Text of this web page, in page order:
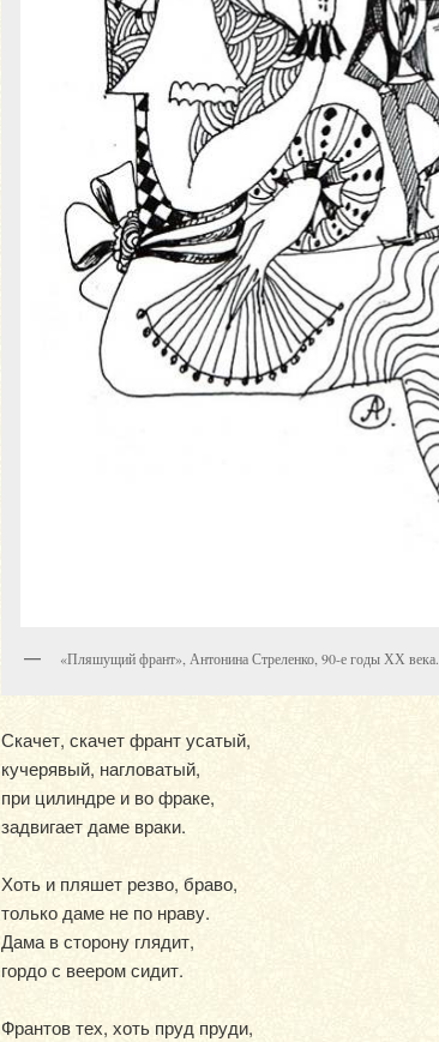
«Пляшущий франт», Антонина Стреленко, 90-е годы ХХ века.
Скачет, скачет франт усатый,
кучерявый, нагловатый,
при цилиндре и во фраке,
задвигает даме враки.
Хоть и пляшет резво, браво,
только даме не по нраву.
Дама в сторону глядит,
гордо с веером сидит.
Франтов тех, хоть пруд пруди,